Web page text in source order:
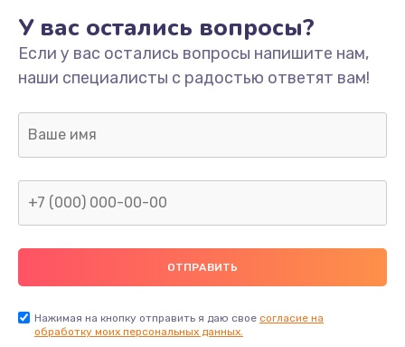
У вас остались вопросы?
Если у вас остались вопросы напишите нам,
наши специалисты с радостью ответят вам!
Нажимая на кнопку отправить я даю свое согласие на
обработку моих персональных данных.